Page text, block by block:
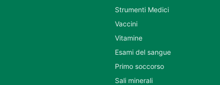
Strumenti Medici
Vaccini
Vitamine
Esami del sangue
Primo soccorso
Sali minerali